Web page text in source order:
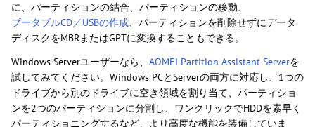
に、パーティションの結合、パーティションの移動、
ブータブルCD／USBの作成、パーティションを削除せずにデータ
ディスクをMBRまたはGPTに変換することもできる。
Windows Serverユーザーなら、 AOMEI Partition Assistant Serverを
試してみてください。Windows PCとServerの両方に対応し、1つの
ドライブから別のドライブに空き領域を割り当て、パーティショ
ンを2つのパーティションに分割し、ワンクリックでHDDを素早く
パーティショニングするなど、より高度な機能を装備していま